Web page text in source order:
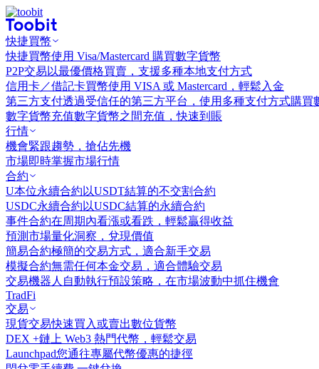
快捷買幣
快捷買幣使用 Visa/Mastercard 購買數字貨幣
P2P交易 以最優價格買賣，支援多種本地支付方式
信用卡／借記卡買幣使用 VISA 或 Mastercard，輕鬆入金
第三方支付透過受信任的第三方平台，使用多種支付方式購買
數字貨幣充值數字貨幣之間充值，快速到賬
行情
機會緊跟趨勢，搶佔先機
市場即時掌握市場行情
合約
U本位永續合約 以USDT結算的不交割合約
USDC永續合約 以USDC結算的永續合約
事件合約在周期內看漲或看跌，輕鬆贏得收益
預測市場量化洞察，兌現價值
簡易合約極簡的交易方式，適合新手交易
模擬合約無需任何本金交易，適合體驗交易
交易機器人 自動執行預設策略，在市場波動中抓住機會
TradFi
交易
現貨交易快速買入或賣出數位貨幣
DEX +鏈上 Web3 熱門代幣，輕鬆交易
Launchpad您通往專屬代幣優惠的捷徑